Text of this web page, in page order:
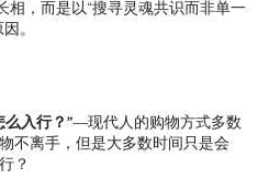
相，而是以“搜寻灵魂共识而非单一
。
入行？”——现代人的购物方式多数
不离手，但是大多数时间只是会
？